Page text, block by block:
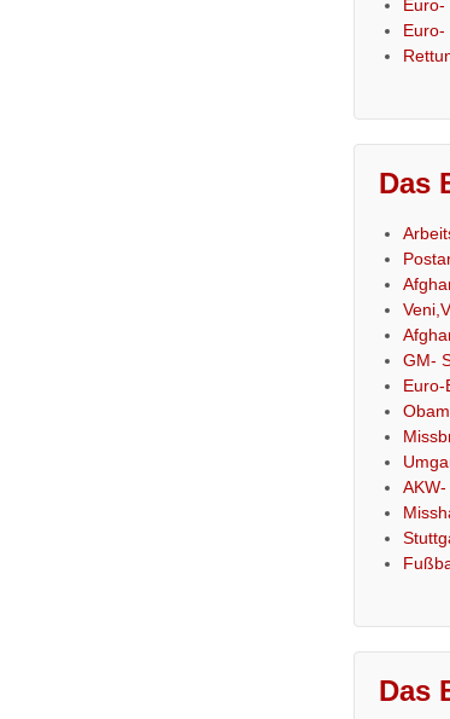
Euro-
Euro-
Das
GM-
Euro-
Das